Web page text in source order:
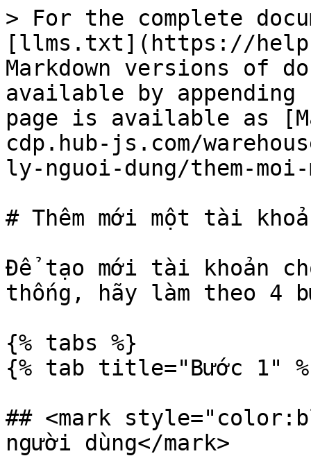
> For the complete
[llms.txt](https://
Markdown versions of
available by
page is available as
cdp.hub-js.com/
ly-nguoi-dung/them-
# Thêm mới một tài
Để tạo mới tài khoản
thống, hãy làm theo 4
{% tabs %}
{% tab title="Bước 1"
## <mark
người dùng</mark>